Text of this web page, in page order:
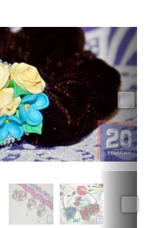
t
N
e